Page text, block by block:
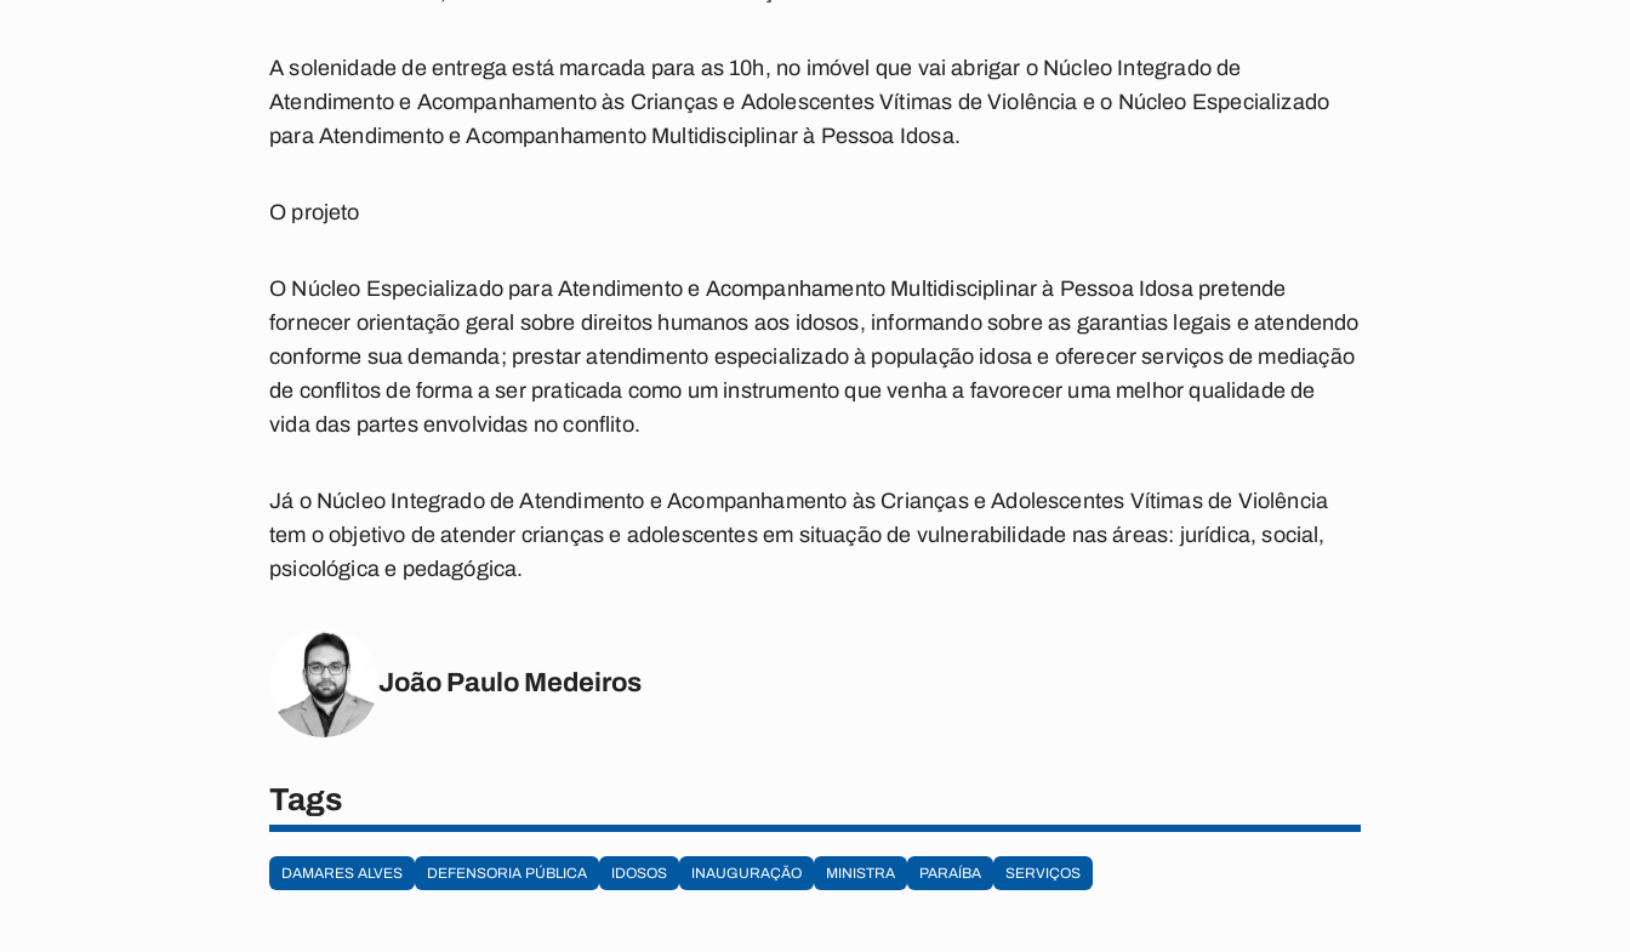
A solenidade de entrega está marcada para as 10h, no imóvel que vai abrigar o Núcleo Integrado de
Atendimento e Acompanhamento às Crianças e Adolescentes Vítimas de Violência e o Núcleo Especializado
para Atendimento e Acompanhamento Multidisciplinar à Pessoa Idosa.
O projeto
O Núcleo Especializado para Atendimento e Acompanhamento Multidisciplinar à Pessoa Idosa pretende
fornecer orientação geral sobre direitos humanos aos idosos, informando sobre as garantias legais e atendendo
conforme sua demanda; prestar atendimento especializado à população idosa e oferecer serviços de mediação
de conflitos de forma a ser praticada como um instrumento que venha a favorecer uma melhor qualidade de
vida das partes envolvidas no conflito.
Já o Núcleo Integrado de Atendimento e Acompanhamento às Crianças e Adolescentes Vítimas de Violência
tem o objetivo de atender crianças e adolescentes em situação de vulnerabilidade nas áreas: jurídica, social,
psicológica e pedagógica.
João Paulo Medeiros
Tags
DAMARES ALVES DEFENSORIA PÚBLICA IDOSOS INAUGURAÇÃO MINISTRA PARAÍBA SERVIÇOS